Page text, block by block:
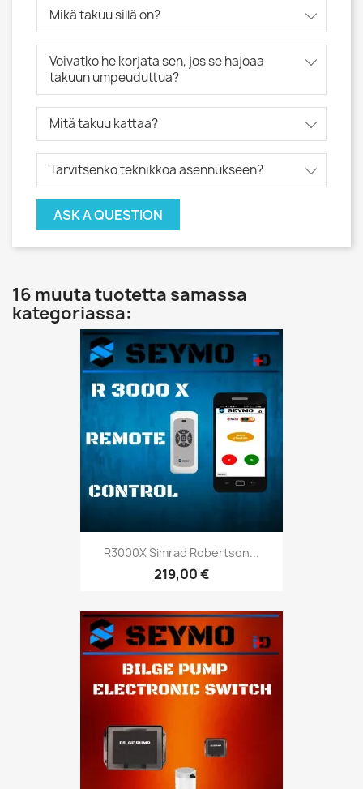
Mikä takuu sillä on?
Voivatko he korjata sen, jos se hajoaa
takuun umpeuduttua?
Mitä takuu kattaa?
Tarvitsenko teknikkoa asennukseen?
ASK A QUESTION
16 muuta tuotetta samassa
kategoriassa:
R3000X Simrad Robertson...
219,00 €